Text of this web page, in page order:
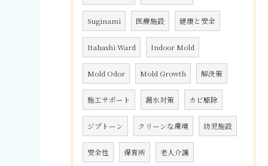
Suginami 医療施設 健康と安全
Itabashi Ward Indoor Mold
Mold Odor Mold Growth 解決策
施工サポート 漏水対策 カビ駆除
ジプトーン クリーンな環境 幼児施設
安全性 保育所 老人介護